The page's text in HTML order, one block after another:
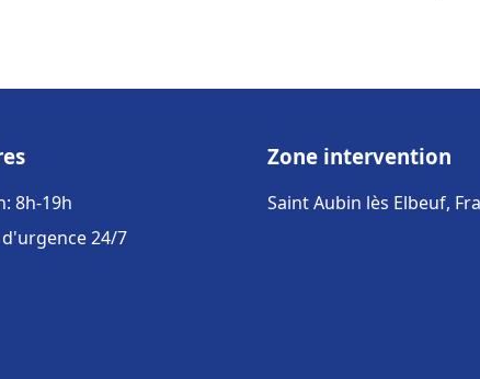
8h-19h
d'urgence 24/7
Zone intervention
Saint Aubin lès Elbeuf,